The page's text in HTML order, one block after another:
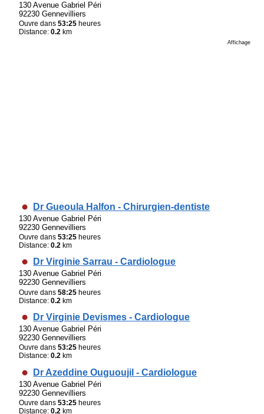
130 Avenue Gabriel Péri
92230 Gennevilliers
Ouvre dans53:25 heures
Distance:0.2 km
Affichage
Dr Gueoula Halfon - Chirurgien-dentiste
130 Avenue Gabriel Péri
92230 Gennevilliers
Ouvre dans53:25 heures
Distance:0.2 km
Dr Virginie Sarrau - Cardiologue
130 Avenue Gabriel Péri
92230 Gennevilliers
Ouvre dans58:25 heures
Distance:0.2 km
Dr Virginie Devismes - Cardiologue
130 Avenue Gabriel Péri
92230 Gennevilliers
Ouvre dans53:25 heures
Distance:0.2 km
Dr Azeddine Ouguoujil - Cardiologue
130 Avenue Gabriel Péri
92230 Gennevilliers
Ouvre dans53:25 heures
Distance:0.2 km